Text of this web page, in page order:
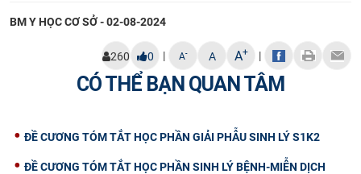
BM Y HỌC CƠ SỞ - 02-08-2024
260 0 | A- A A+ |
CÓ THỂ BẠN QUAN TÂM
ĐỀ CƯƠNG TÓM TẮT HỌC PHẦN GIẢI PHẪU SINH LÝ S1K2
ĐỀ CƯƠNG TÓM TẮT HỌC PHẦN SINH LÝ BỆNH-MIỄN DỊCH